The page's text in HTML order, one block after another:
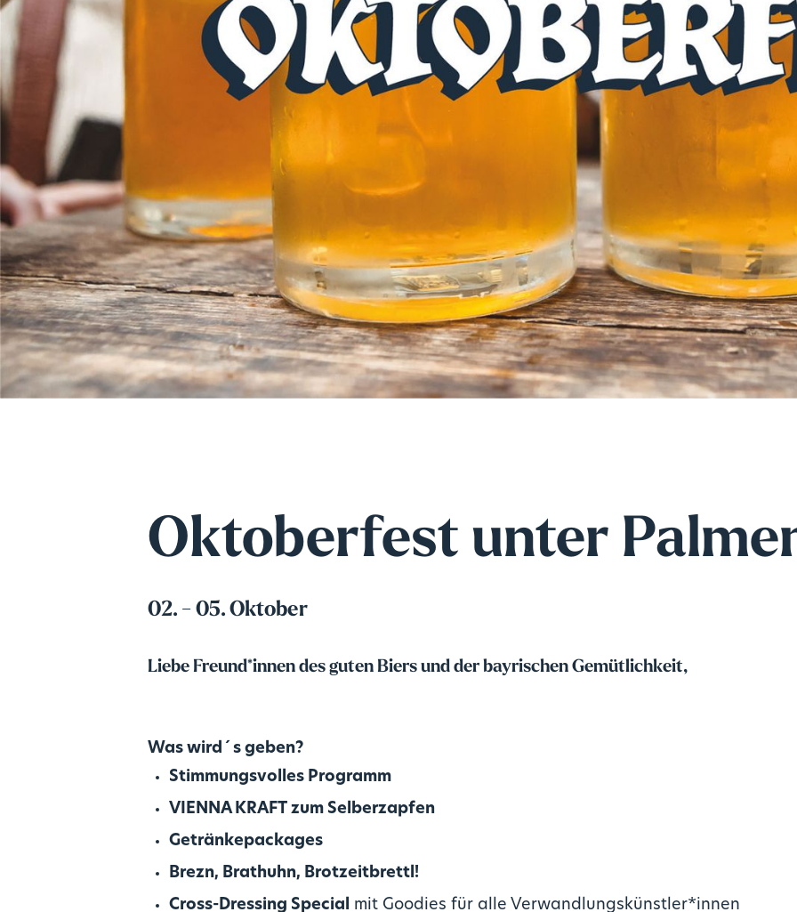
Oktoberfest unter
02. - 05. Oktober
Liebe Freund*innen des guten Biers und der bayrischen Gemütlichkeit,
Was wird´s geben?
Stimmungsvolles Programm
VIENNA KRAFT zum Selberzapfen
Getränkepackages
Brezn, Brathuhn, Brotzeitbrettl!
Cross-Dressing Special mit Goodies für alle Verwandlungskünstler*innen